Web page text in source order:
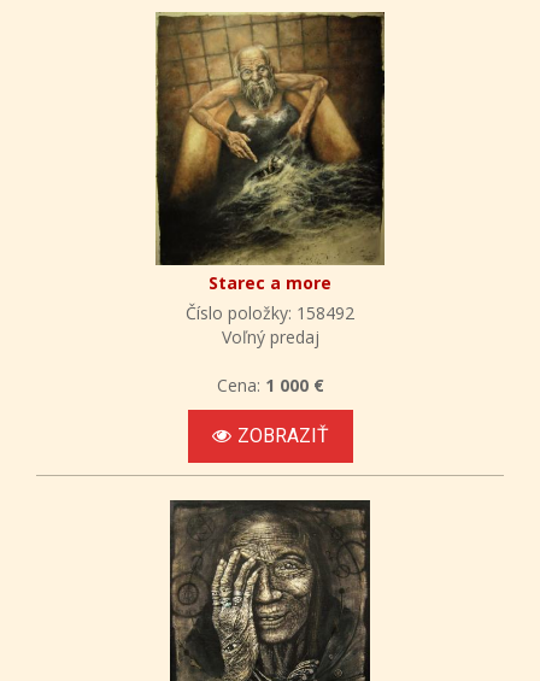
Starec a more
Číslo položky: 158492
Voľný predaj
Cena: 1 000 €
ZOBRAZIŤ